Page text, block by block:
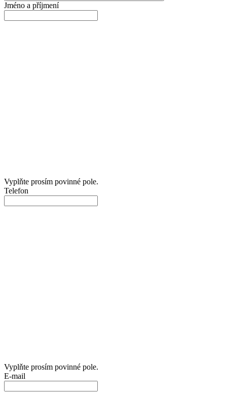
Jméno a příjmení
Vyplňte prosím povinné pole.
Telefon
Vyplňte prosím povinné pole.
E-mail